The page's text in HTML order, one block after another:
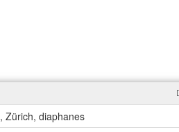
, Zürich, diaphanes